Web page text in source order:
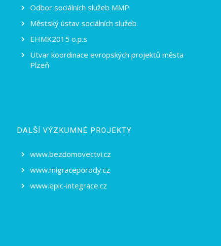
Odbor sociálních služeb MMP
Městský ústav sociálních služeb
EHMK2015 o.p.s
Utvar koordinace evropských projektů města
Plzeň
DALŠÍ VÝZKUMNÉ PROJEKTY
www.bezdomovectvi.cz
www.migraceporody.cz
www.epic-integrace.cz